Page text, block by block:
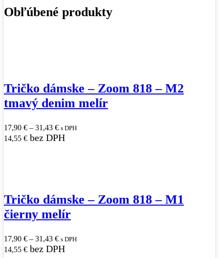
Obľúbené produkty
Tričko dámske – Zoom 818 – M2
tmavý denim melír
17,90 € – 31,43 € s DPH
14,55 € bez DPH
Tričko dámske – Zoom 818 – M1
čierny melír
17,90 € – 31,43 € s DPH
14,55 € bez DPH